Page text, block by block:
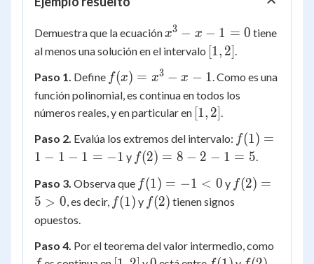
Demuestra que la ecuación x^3
- x
= 0
x3 − x − 1 = 0 tiene
al menos una solución en el intervalo [1,
[1, 2]
Paso 1. Define f(x)
=
x^3
- x
- 1
f(x) = x3 − x − 1 . Como es una
función polinomial, es continua en todos los
números reales, y en particular en [1,
[1, 2]
Paso 2. Evalúa los extremos del intervalo: f(1)
= 1
- 1
f(1) =
1 − 1 − 1 = −1 y f(2)
- 2
- 1
f(2) = 8 − 2 − 1 = 5
Paso 3. Observa que f(1)
=
-1
f(1) = −1 < 0 y f(2)
= 5
f(2) =
5 > 0 , es decir, f(1)
f(1) y f(2)
f(2) tienen signos
opuestos.
Paso 4. Por el teorema del valor intermedio, como